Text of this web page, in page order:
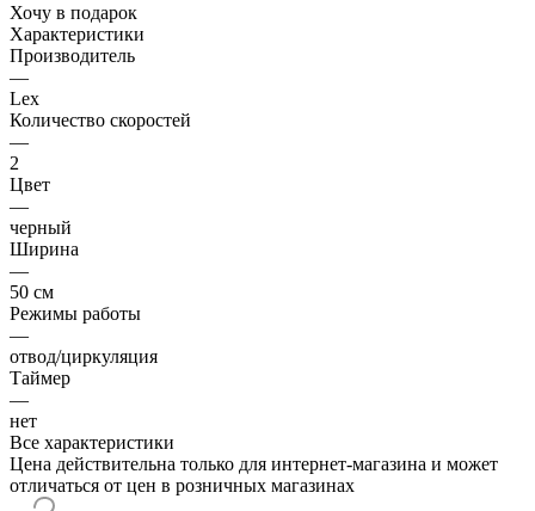
Хочу в подарок
Характеристики
Производитель
—
Lex
Количество скоростей
—
2
Цвет
—
черный
Ширина
—
50 см
Режимы работы
—
отвод/циркуляция
Таймер
—
нет
Все характеристики
Цена действительна только для интернет-магазина и может
отличаться от цен в розничных магазинах